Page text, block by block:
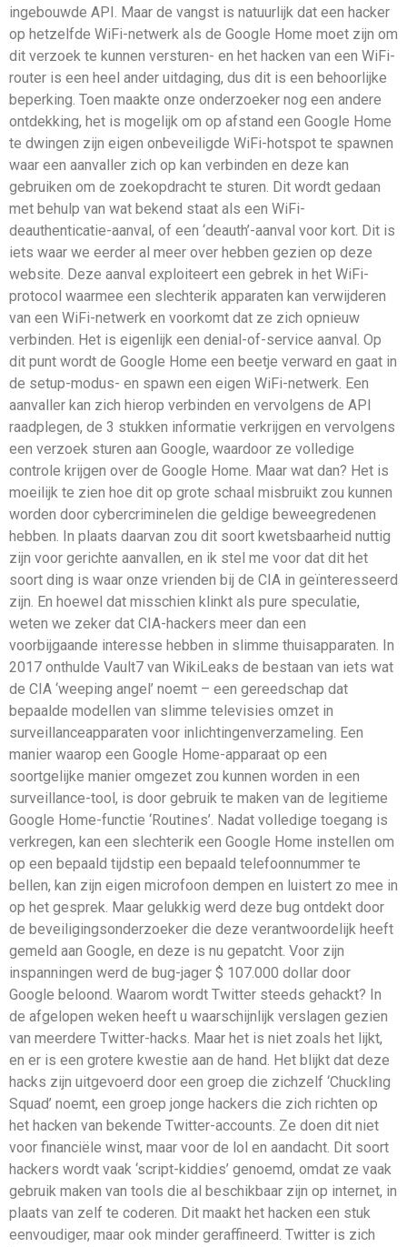
ingebouwde API. Maar de vangst is natuurlijk dat een hacker
op hetzelfde WiFi-netwerk als de Google Home moet zijn om
dit verzoek te kunnen versturen- en het hacken van een WiFi-
router is een heel ander uitdaging, dus dit is een behoorlijke
beperking. Toen maakte onze onderzoeker nog een andere
ontdekking, het is mogelijk om op afstand een Google Home
te dwingen zijn eigen onbeveiligde WiFi-hotspot te spawnen
waar een aanvaller zich op kan verbinden en deze kan
gebruiken om de zoekopdracht te sturen. Dit wordt gedaan
met behulp van wat bekend staat als een WiFi-
deauthenticatie-aanval, of een ‘deauth’-aanval voor kort. Dit is
iets waar we eerder al meer over hebben gezien op deze
website. Deze aanval exploiteert een gebrek in het WiFi-
protocol waarmee een slechterik apparaten kan verwijderen
van een WiFi-netwerk en voorkomt dat ze zich opnieuw
verbinden. Het is eigenlijk een denial-of-service aanval. Op
dit punt wordt de Google Home een beetje verward en gaat in
de setup-modus- en spawn een eigen WiFi-netwerk. Een
aanvaller kan zich hierop verbinden en vervolgens de API
raadplegen, de 3 stukken informatie verkrijgen en vervolgens
een verzoek sturen aan Google, waardoor ze volledige
controle krijgen over de Google Home. Maar wat dan? Het is
moeilijk te zien hoe dit op grote schaal misbruikt zou kunnen
worden door cybercriminelen die geldige beweegredenen
hebben. In plaats daarvan zou dit soort kwetsbaarheid nuttig
zijn voor gerichte aanvallen, en ik stel me voor dat dit het
soort ding is waar onze vrienden bij de CIA in geïnteresseerd
zijn. En hoewel dat misschien klinkt als pure speculatie,
weten we zeker dat CIA-hackers meer dan een
voorbijgaande interesse hebben in slimme thuisapparaten. In
2017 onthulde Vault7 van WikiLeaks de bestaan van iets wat
de CIA ‘weeping angel’ noemt – een gereedschap dat
bepaalde modellen van slimme televisies omzet in
surveillanceapparaten voor inlichtingenverzameling. Een
manier waarop een Google Home-apparaat op een
soortgelijke manier omgezet zou kunnen worden in een
surveillance-tool, is door gebruik te maken van de legitieme
Google Home-functie ‘Routines’. Nadat volledige toegang is
verkregen, kan een slechterik een Google Home instellen om
op een bepaald tijdstip een bepaald telefoonnummer te
bellen, kan zijn eigen microfoon dempen en luistert zo mee in
op het gesprek. Maar gelukkig werd deze bug ontdekt door
de beveiligingsonderzoeker die deze verantwoordelijk heeft
gemeld aan Google, en deze is nu gepatcht. Voor zijn
inspanningen werd de bug-jager $ 107.000 dollar door
Google beloond. Waarom wordt Twitter steeds gehackt? In
de afgelopen weken heeft u waarschijnlijk verslagen gezien
van meerdere Twitter-hacks. Maar het is niet zoals het lijkt,
en er is een grotere kwestie aan de hand. Het blijkt dat deze
hacks zijn uitgevoerd door een groep die zichzelf ‘Chuckling
Squad’ noemt, een groep jonge hackers die zich richten op
het hacken van bekende Twitter-accounts. Ze doen dit niet
voor financiële winst, maar voor de lol en aandacht. Dit soort
hackers wordt vaak ‘script-kiddies’ genoemd, omdat ze vaak
gebruik maken van tools die al beschikbaar zijn op internet, in
plaats van zelf te coderen. Dit maakt het hacken een stuk
eenvoudiger, maar ook minder geraffineerd. Twitter is zich